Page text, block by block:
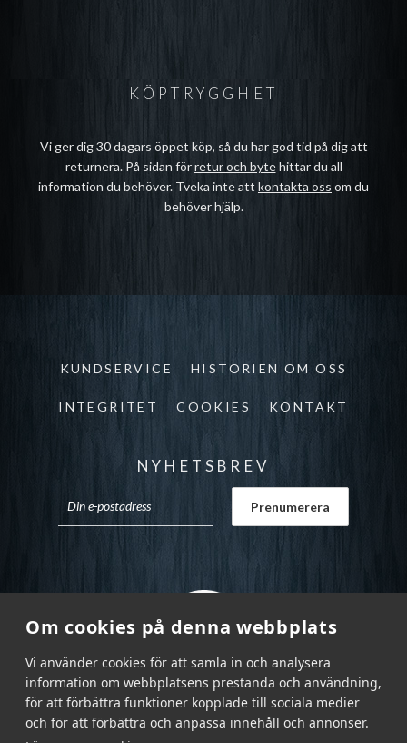
Om cookies på denna webbplats
Vi använder cookies för att samla in och analysera
information om webbplatsens prestanda och användning,
för att förbättra funktioner kopplade till sociala medier
och för att förbättra och anpassa innehåll och annonser.
KÖPTRYGGHET
Vi ger dig 30 dagars öppet köp, så du har god tid på dig att
returnera. På sidan förretur och bytehittar du all
information du behöver. Tveka inte att kontakta oss om du
behöver hjälp.
KUNDSERVICE HISTORIEN OM OSS
INTEGRITET COOKIES KONTAKT
NYHETSBREV